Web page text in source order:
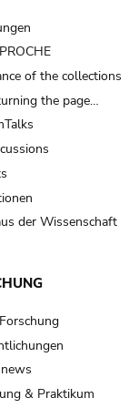
of the collections
the page…
der Wissenschaft
& Praktikum